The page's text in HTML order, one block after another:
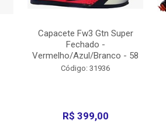
Capacete Fw3 Gtn Super
Fechado -
Vermelho/Azul/Branco - 58
Código: 31936
R$ 399,00